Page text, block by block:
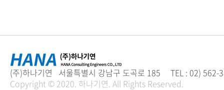
(주)하나기연 서울특별시 강남구 도곡로 185 TEL : 02)
Copyright © 2020. 하나기연. All Rights Reserved.